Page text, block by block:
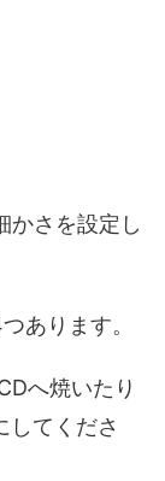
かさを設定し
あります。
へ焼いたり
してくださ